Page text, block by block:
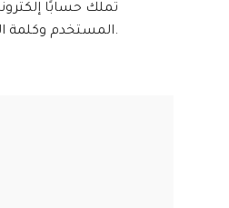
تملك حسابًا
المستخدم وكلمة السرّ.